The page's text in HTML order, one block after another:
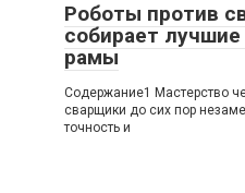
Роботы против
собирает
рамы
Содержание1 Мастерство
сварщики до сих пор
точность и